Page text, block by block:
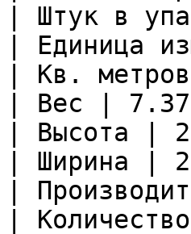
| Штук в
| Единица
| Кв.
| Вес |
| Высота |
| Ширина |
|
|